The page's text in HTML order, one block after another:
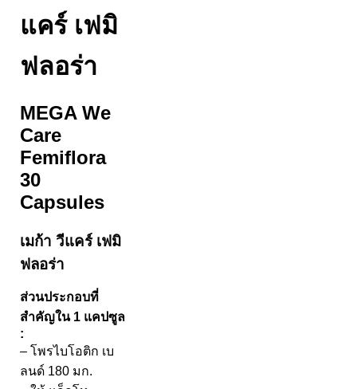
แคร์ เฟมิ
ฟลอร่า
MEGA We
Care
Femiflora
30
Capsules
เมก้า วีแคร์ เฟมิ
ฟลอร่า
ส่วนประกอบที่
สำคัญใน 1 แคปซูล
:
– โพรไบโอติก เบ
ลนด์ 180 มก.